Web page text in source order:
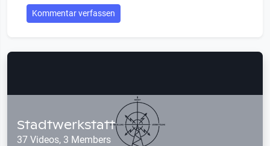
Kommentar verfassen
Stadtwerkstatt
37 Videos, 3 Members